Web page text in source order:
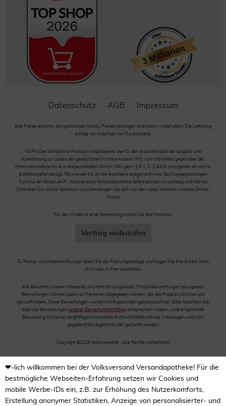
Datenschutz AGB Impressum
Alle Preise sind inkl. der gestzlichen MwSt. Preisänderungen und Irrtum vorbehalten. Die Lieferung
erfolgt nur innerhalb von Deutschland.
*AVP= Der einheitliche Produkt-Abgabepreis, der für den Ausnahmefall der Abgabe und
Abrechnung zu Lasten der gesetzlichen Krankenkassen (KK) vom Hersteller gegenüber der
Informationsstelle für Arzneispezialitäten GmbH (IFA) gem. § III 1, S. 2 AMG anzugeben ist und im
Erstattungsfall abzügl. 5% von der KK an die Apotheke ausgezahlt wird. Bei Doppelpackungen
Summe der Einzel-AVP. Volksversand Versandapotheke liefert schnell, zuverlässig und diskret.
Schenken Sie uns Ihr Vertrauen und überzeugen Sie sich von den vielen Vorteilen unseres Online-
Shops!
Für den Widerruf einer Bestellung nutzen Sie das Formular:
Vertrag widerrufen
Zu Risiken und Nebenwirkungen lesen Sie die Packungsbeilage und fragen Sie Ihre Ärztin, Ihren
Arzt oder in Ihrer Apotheke.
Alle Besucher unserer Webseite sind herzlich eingeladen, Produktbewertungen abzugeben.
Bewertungen können auch von Personen abgegeben werden, die das Produkt nicht bei uns
gekauft haben. Diese Bewertungen werden nicht gesondert gekennzeichnet. Bitte beachten Sie,
dass alle Bewertungen unserer Bewertungsrichtlinie entsprechen müssen. Jede eingehende
Bewertung wird einer sorgfältigen manuellen Authentizitätskontrolle unterzogen und kann
gegebenfalls abgelehnt oder gelöscht werden.
Copyright ©2026 Volksversand - Alle Rechte vorbehalten
❤-lich willkommen bei der Volksversand Versandapotheke! Für die
bestmögliche Webseiten-Erfahrung setzen wir Cookies und
mobile Werbe-IDs ein, z.B. zur Erhöhung des Nutzerkomforts,
Erstellung anonymer Statistiken, Anzeige von personalisierter- und